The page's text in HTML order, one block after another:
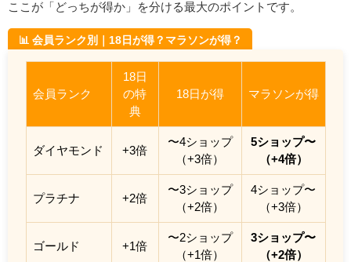
ここが「どっちが得か」を分ける最大のポイントです。
📊 会員ランク別｜18日が得？マラソンが得？
会員ランク
18日
の特
典
18日が得 マラソンが得
ダイヤモンド +3倍
〜4ショップ
（+3倍）
5ショップ〜
（+4倍）
プラチナ +2倍
〜3ショップ
（+2倍）
4ショップ〜
（+3倍）
ゴールド +1倍
〜2ショップ
（+1倍）
3ショップ〜
（+2倍）